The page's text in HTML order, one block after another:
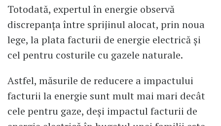
Totodată, expertul în energie observă
discrepanța între sprijinul alocat, prin noua
lege, la plata facturii de energie electrică și
cel pentru costurile cu gazele naturale.
Astfel, măsurile de reducere a impactului
facturii la energie sunt mult mai mari decât
cele pentru gaze, deși impactul facturii de